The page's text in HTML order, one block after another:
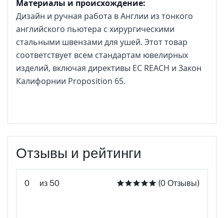
Материалы и происхождение:
Дизайн и ручная работа в Англии из тонкого
английского пьютера с хирургическими
стальными швензами для ушей. Этот товар
соответствует всем стандартам ювелирных
изделий, включая директивы ЕС REACH и Закон
Калифорнии Proposition 65.
Отзывы и рейтинги
0 из 50 (0 Отзывы)